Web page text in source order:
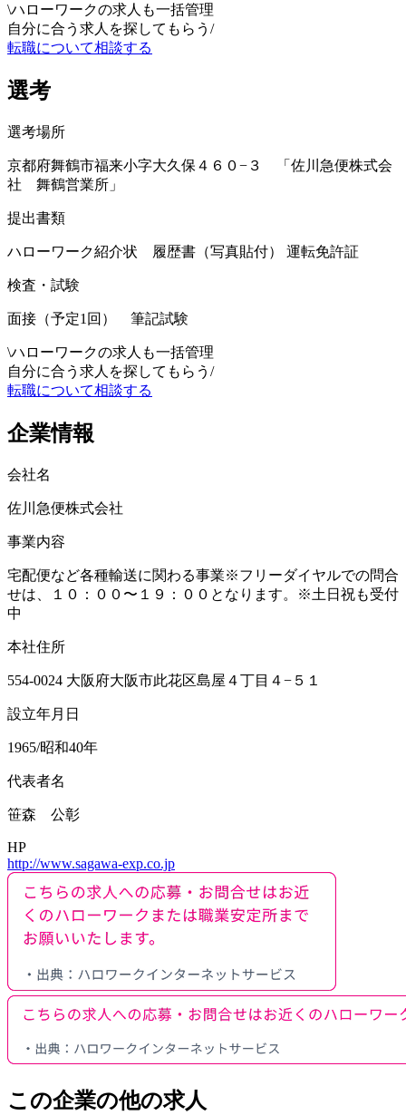
\ハローワークの求人も一括管理
自分に合う求人を探してもらう /
転職について相談する
選考
選考場所
京都府舞鶴市福来小字大久保４６０−３ 「佐川急便株式会
社 舞鶴営業所」
提出書類
ハローワーク紹介状 履歴書（写真貼付） 運転免許証
検査・試験
面接（予定1回） 筆記試験
\ハローワークの求人も一括管理
自分に合う求人を探してもらう /
転職について相談する
企業情報
会社名
佐川急便株式会社
事業内容
宅配便など各種輸送に関わる事業※フリーダイヤルでの問合
せは、１０：００〜１９：００となります。※土日祝も受付
中
本社住所
554-0024 大阪府大阪市此花区島屋４丁目４−５１
設立年月日
1965/昭和40年
代表者名
笹森 公彰
HP
http://www.sagawa-exp.co.jp
この企業の他の求人